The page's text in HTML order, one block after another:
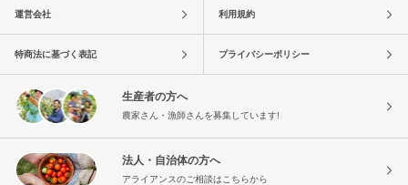
運営会社 利用規約
特商法に基づく表記 プライバシーポリシー
生産者の方へ
農家さん・漁師さんを募集しています!
法人・自治体の方へ
アライアンスのご相談はこちらから